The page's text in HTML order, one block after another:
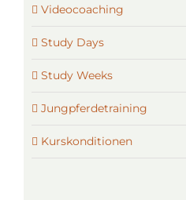
Videocoaching
Study Days
Study Weeks
Jungpferdetraining
Kurskonditionen